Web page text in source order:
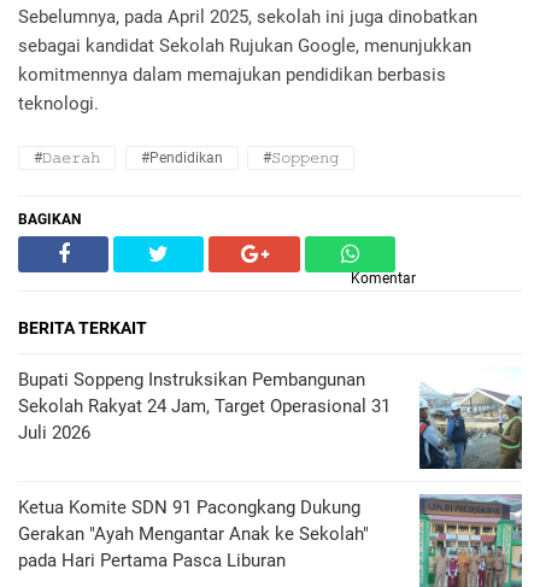
Sebelumnya, pada April 2025, sekolah ini juga dinobatkan
sebagai kandidat Sekolah Rujukan Google, menunjukkan
komitmennya dalam memajukan pendidikan berbasis
teknologi.
#𝙳𝚊𝚎𝚛𝚊𝚑 #Pendidikan #𝚂𝚘𝚙𝚙𝚎𝚗𝚐
BAGIKAN
Komentar
BERITA TERKAIT
Bupati Soppeng Instruksikan Pembangunan
Sekolah Rakyat 24 Jam, Target Operasional 31
Juli 2026
Ketua Komite SDN 91 Pacongkang Dukung
Gerakan "Ayah Mengantar Anak ke Sekolah"
pada Hari Pertama Pasca Liburan